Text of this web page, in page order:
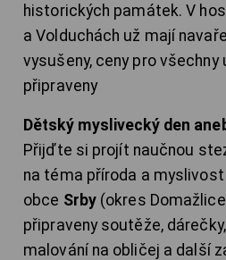
historických památek. V
a Volduchách už mají
vysušeny, ceny pro
připraveny
Dětský myslivecký den
Přijďte si projít naučnou
na téma příroda a myslivost
obce Srby(okres
připraveny soutěže,
malování na obličej a další